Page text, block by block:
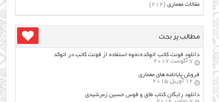
مقالات معماری (212)
مطالب پر بحث
دانلود فونت کاتب اتوکد+نحوه استفاده از فونت کاتب در اتوکد
7 آگوست 2017
فروش پایانامه های معماری
12 آوریل 2015
دانلود رایگان کتاب طاق و قوس حسین زمرشیدی